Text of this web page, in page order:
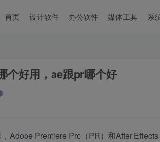
首页 设计软件 办公软件 媒体工具 系
个好用，ae跟pr哪个好
Adobe Premiere Pro（PR）和After